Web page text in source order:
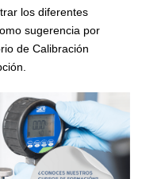
los diferentes
sugerencia por
de Calibración